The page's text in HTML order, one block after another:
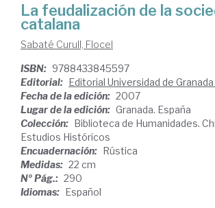
La feudalización de la
catalana
Sabaté Curull, Flocel
ISBN: 9788433845597
Editorial: Editorial Universidad de
Fecha de la edición: 2007
Lugar de la edición: Granada. España
Colección: Biblioteca de Humanidades.
Estudios Históricos
Encuadernación: Rústica
Medidas: 22 cm
Nº Pág.: 290
Idiomas: Español